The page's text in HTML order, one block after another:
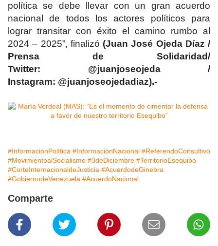
política se debe llevar con un gran acuerdo
nacional de todos los actores políticos para
lograr transitar con éxito el camino rumbo al
2024 – 2025”, finalizó (Juan José Ojeda Díaz /
Prensa de Solidaridad/
Twitter: @juanjoseojeda /
Instagram: @juanjoseojedadiaz).-
#InformaciónPolítica #InformaciónNacional #ReferendoConsultivo
#MovimientoalSocialismo #3deDiciembre #TerritorioEsequibo
#CorteInternacionaldeJusticia #AcuerdodeGinebra
#GobiernodeVenezuela #AcuerdoNacional
Comparte